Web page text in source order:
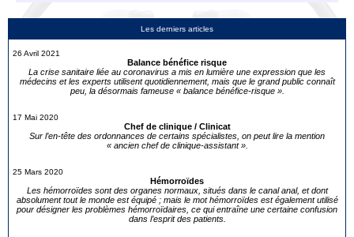
Les derniers articles
26 Avril 2021
Balance bénéfice risque
La crise sanitaire liée au coronavirus a mis en lumière une expression que les
médecins et les experts utilisent quotidiennement, mais que le grand public connaît
peu, la désormais fameuse « balance bénéfice-risque ».
17 Mai 2020
Chef de clinique / Clinicat
Sur l’en-tête des ordonnances de certains spécialistes, on peut lire la mention
« ancien chef de clinique-assistant ».
25 Mars 2020
Hémorroïdes
Les hémorroïdes sont des organes normaux, situés dans le canal anal, et dont
absolument tout le monde est équipé ; mais le mot hémorroïdes est également utilisé
pour désigner les problèmes hémorroïdaires, ce qui entraîne une certaine confusion
dans l’esprit des patients.